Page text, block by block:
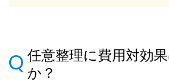
任意整理に費用対効
か？